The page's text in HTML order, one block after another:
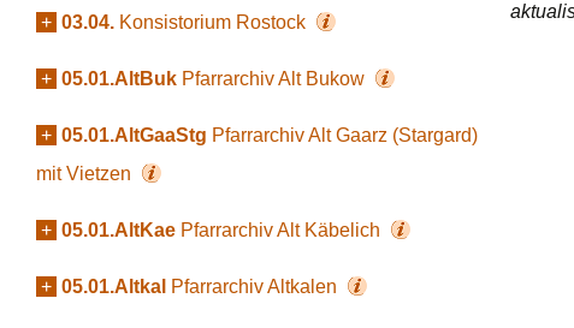
+ 03.04. Konsistorium Rostock
+ 05.01.AltBuk Pfarrarchiv Alt Bukow
+ 05.01.AltGaaStg Pfarrarchiv Alt Gaarz (Stargard)
mit Vietzen
+ 05.01.AltKae Pfarrarchiv Alt Käbelich
+ 05.01.Altkal Pfarrarchiv Altkalen